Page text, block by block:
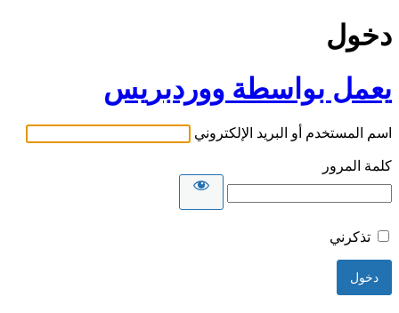
دخول
يعمل بواسطة ووردبريس
اسم المستخدم أو البريد الإلكتروني
كلمة المرور
تذكرني